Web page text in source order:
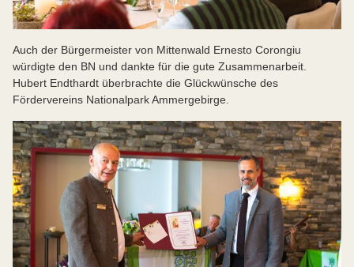
Auch der Bürgermeister von Mittenwald Ernesto Corongiu
würdigte den BN und dankte für die gute Zusammenarbeit.
Hubert Endthardt überbrachte die Glückwünsche des
Fördervereins Nationalpark Ammergebirge.